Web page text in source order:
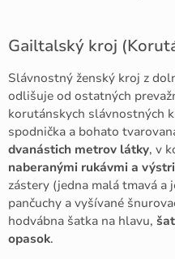
Gailtalský kroj
Slávnostný ženský kroj z
odlišuje od ostatných
korutánskych slávnostných
spodnička a bohato
dvanástich metrov látky, v
naberanými rukávmi a
zástery (jedna malá tmavá a
pančuchy a vyšívané
hodvábna šatka na hlavu,
opasok.